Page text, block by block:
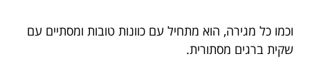
וכמו כל מגירה, הוא מתחיל עם כוונות טובות ומסתיים עם
שקית ברגים מסתורית.